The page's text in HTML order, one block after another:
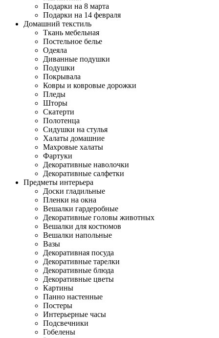
Подарки на 8 марта
Подарки на 14 февраля
Домашний текстиль
Ткань мебельная
Постельное белье
Одеяла
Диванные подушки
Подушки
Покрывала
Ковры и ковровые дорожки
Пледы
Шторы
Скатерти
Полотенца
Сидушки на стулья
Халаты домашние
Махровые халаты
Фартуки
Декоративные наволочки
Декоративные салфетки
Предметы интерьера
Доски гладильные
Пленки на окна
Вешалки гардеробные
Декоративные головы животных
Вешалки для костюмов
Вешалки напольные
Вазы
Декоративная посуда
Декоративные тарелки
Декоративные блюда
Декоративные цветы
Картины
Панно настенные
Постеры
Интерьерные часы
Подсвечники
Гобелены